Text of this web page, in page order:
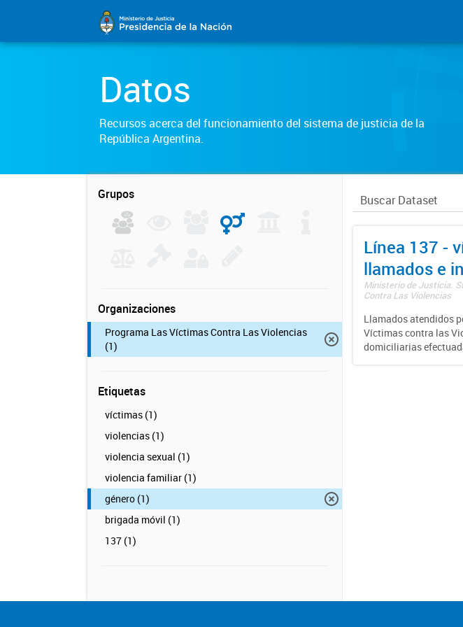
Datos
Recursos acerca del funcionamiento del sistema de justicia de la
República Argentina.
Grupos
Organizaciones
Programa Las Víctimas Contra Las Violencias
(1)
Etiquetas
víctimas (1)
violencias (1)
violencia sexual (1)
violencia familiar (1)
género (1)
brigada móvil (1)
137 (1)
Línea 137 -
llamados e
Ministerio de Justicia.
Contra Las Violencias
Llamados atendidos
Víctimas contra las
domiciliarias